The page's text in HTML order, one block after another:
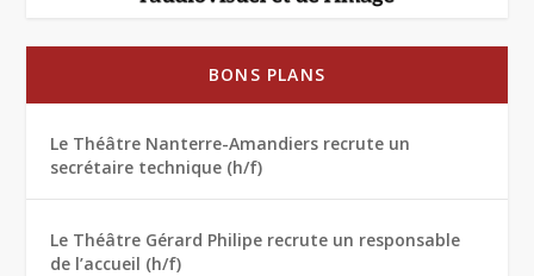
BONS PLANS
Le Théâtre Nanterre-Amandiers recrute un
secrétaire technique (h/f)
Le Théâtre Gérard Philipe recrute un responsable
de l’accueil (h/f)